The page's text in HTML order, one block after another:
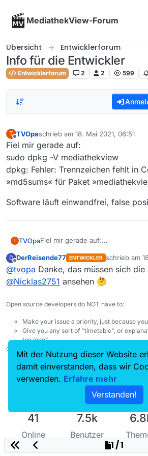
MediathekView-Forum
Übersicht Entwicklerforum
Info für die Entwickler
Entwicklerforum 2 2 599
T
Offline
TVOpaschrieb am 18. Mai 2021, 06:51
zuletzt editiert von
Fiel mir gerade auf:
sudo dpkg -V mediathekview
dpkg: Fehler: Trennzeichen fehlt in
»md5sums« für Paket
Software läuft einwandfrei, false
T TVOpaFiel mir gerade auf:
dpkg: Fehler: Trennzeichen fehlt
»md5sums« für Paket
Software läuft einwandfrei, false
D
Offline
DerReisende77 ENTWICKLER schrieb am
zuletzt
@tvopa Danke, das müssen sich die
@Nicklas2751 ansehen 🤔
Open source developers do NOT have to:
Make your issue a priority, just because
Give you any sort of "timetable", or
too long".
Check your entitlement. Nobody owes you
41
Online
7.5k
Benutzer
1 / 1
Mit der Nutzung dieser Website
damit einverstanden, dass wir
verwenden. Erfahre mehr
Verstanden!